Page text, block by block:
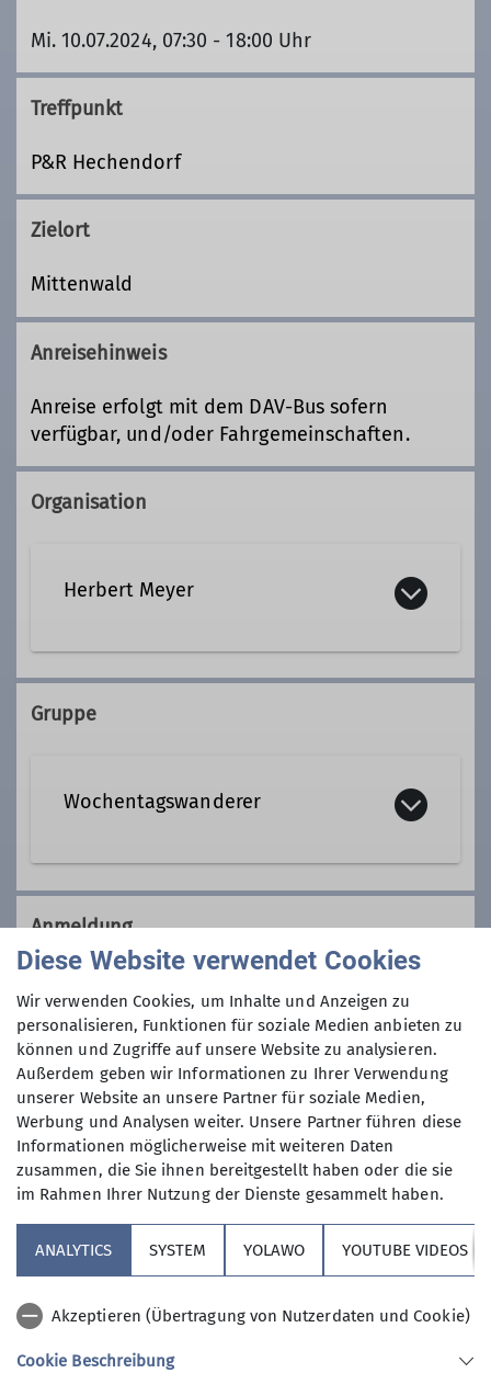
Mi. 10.07.2024, 07:30 - 18:00 Uhr
Treffpunkt
P&R Hechendorf
Zielort
Mittenwald
Anreisehinweis
Anreise erfolgt mit dem DAV-Bus sofern
verfügbar, und/oder Fahrgemeinschaften.
Organisation
Herbert Meyer
08153 7050
Ämter
Leitung Wochentagswanderer
Gruppe
Wochentagswanderer
Wir sind eine Gemeinschaft von
Wanderfreunden innerhalb der
Sektion, die
hauptsächlich jeden
Dienstag und Mittwoch, aber auch an
anderen Wochentagen in freier Natur
unterwegs sind.
Wer kann sich das wochentags
leisten?
Nun, alle die aus dem Berufsleben
ausgeschieden sind oder sonst über
ihre Zeit frei verfügen können und
körperlich in guter Verfassung sind.
Neben anspruchvollen Bergtouren
(bis ca. 1400 Höhenmeter) stehen
auch leichtere Berg- und
auf unserem Programm. Dazu kommen
Kulturfahrten und -veranstaltungen
Anmeldung
Anmeldung bis
08.07.2024
Maximale Teilnehmeranzahl
11
Diese Website verwendet Cookies
Wir verwenden Cookies, um Inhalte und Anzeigen zu
personalisieren, Funktionen für soziale Medien anbieten zu
können und Zugriffe auf unsere Website zu analysieren.
Außerdem geben wir Informationen zu Ihrer Verwendung
unserer Website an unsere Partner für soziale Medien,
Werbung und Analysen weiter. Unsere Partner führen diese
Informationen möglicherweise mit weiteren Daten
zusammen, die Sie ihnen bereitgestellt haben oder die sie
im Rahmen Ihrer Nutzung der Dienste gesammelt haben.
ANALYTICS SYSTEM YOLAWO YOUTUBE VIDEOS
Akzeptieren (Übertragung von Nutzerdaten und Cookie)
Cookie Beschreibung